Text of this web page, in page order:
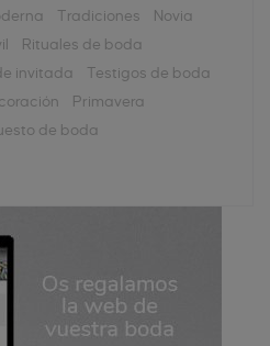
Tradiciones
Novia
Rituales de boda
invitada
Testigos de boda
Primavera
de boda